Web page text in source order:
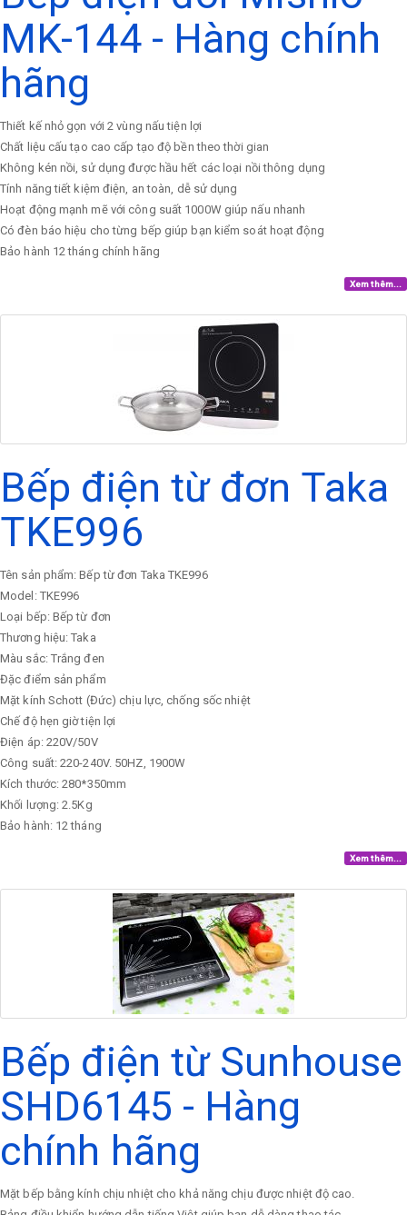
MK-144 - Hàng chính
hãng
Thiết kế nhỏ gọn với 2 vùng nấu tiện lợi
Chất liệu cấu tạo cao cấp tạo độ bền theo thời gian
Không kén nồi, sử dụng được hầu hết các loại nồi thông dụng
Tính năng tiết kiệm điện, an toàn, dễ sử dụng
Hoạt động mạnh mẽ với công suất 1000W giúp nấu nhanh
Có đèn báo hiệu cho từng bếp giúp bạn kiểm soát hoạt động
Bảo hành 12 tháng chính hãng
Xem thêm...
Bếp điện từ đơn Taka
TKE996
Tên sản phẩm: Bếp từ đơn Taka TKE996
Model: TKE996
Loại bếp: Bếp từ đơn
Thương hiệu: Taka
Màu sắc: Trắng đen
Đặc điểm sản phẩm
Mặt kính Schott (Đức) chịu lực, chống sốc nhiệt
Chế độ hẹn giờ tiện lợi
Điện áp: 220V/50V
Công suất: 220-240V. 50HZ, 1900W
Kích thước: 280*350mm
Khối lượng: 2.5Kg
Bảo hành: 12 tháng
Xem thêm...
Bếp điện từ Sunhouse
SHD6145 - Hàng
chính hãng
Mặt bếp bằng kính chịu nhiệt cho khả năng chịu được nhiệt độ cao.